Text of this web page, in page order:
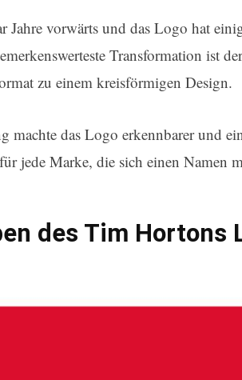
Jahre vorwärts und das Logo hat
Transformation ist
zu einem kreisförmigen Design.
machte das Logo erkennbarer und
jede Marke, die sich einen Namen
des Tim Hortons